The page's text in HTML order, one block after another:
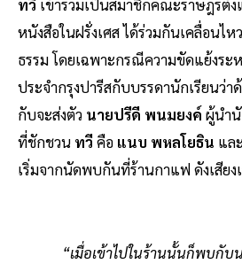
ทวี เข้าร่วมเป็นสมาชิกคณะราษฎรตั้ง
หนังสือในฝรั่งเศส ได้ร่วมกันเคลื่อนไห
ธรรม โดยเฉพาะกรณีความขัดแย้งระ
ประจำกรุงปารีสกับบรรดานักเรียนว่า
กับจะส่งตัว นายปรีดี พนมยงค์ ผู้นำนั
ที่ชักชวน ทวีคือ แนบ พหลโยธิน และ
เริ่มจากนัดพบกันที่ร้านกาแฟ ดังเสียง
“เมื่อเข้าไปในร้านนั้นก็พบกั